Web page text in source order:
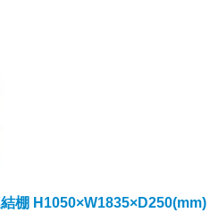
棚 H1050×W1835×D250(mm)